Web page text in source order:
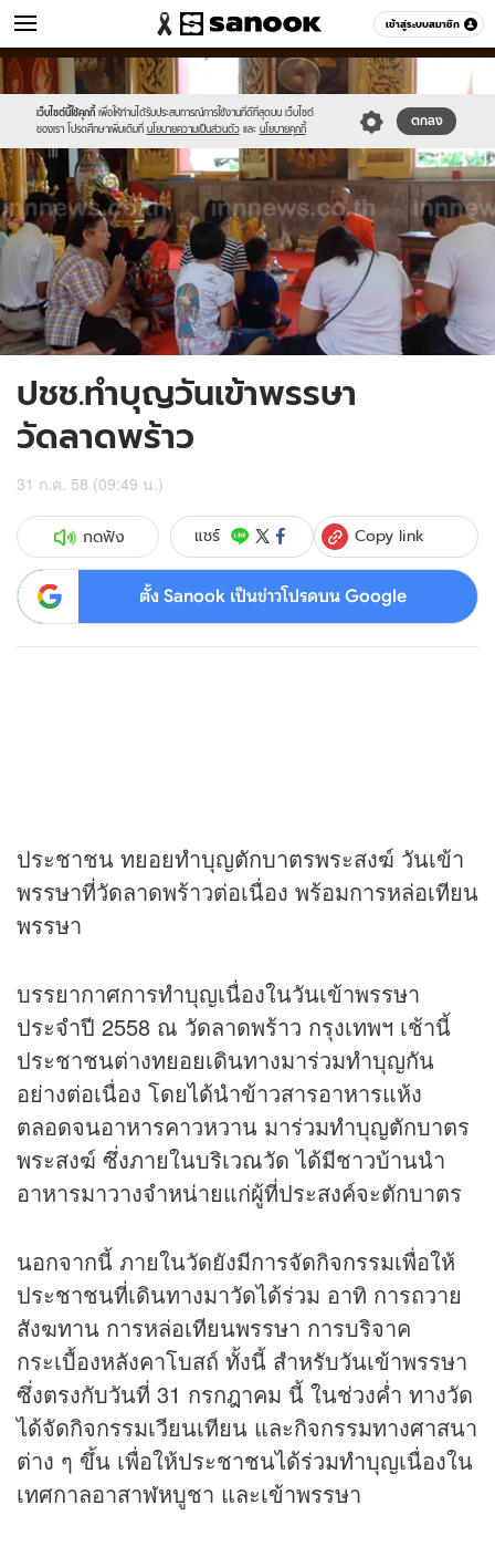
เข้าสู่ระบบสมาชิก
ข่าว หมวดอื่นๆ
เว็บไซต์นี้ใช้คุกกี้ เพื่อให้ท่านได้รับประสบการณ์การใช้งานที่ดีที่สุดบน เว็บไซต์
ของเรา โปรดศึกษาเพิ่มเติมที่ นโยบายความเป็นส่วนตัว และ นโยบายคุกกี้
ตกลง
Sanook
//s.isanook.com/sr/0/images/logo-
new-
sanook.png
600
60
//s.isanook.com/ns/0/ud/367/1839534/635775-
01.jpg
ปชช.ทำบุญวันเข้าพรรษา
วัดลาดพร้าว
31 ก.ค. 58 (09:49 น.)
กดฟัง แชร์ Copy link
ตั้ง Sanook เป็นข่าวโปรดบน Google
ประชาชน ทยอยทำบุญตักบาตรพระสงฆ์ วันเข้า
พรรษาที่วัดลาดพร้าวต่อเนื่อง พร้อมการหล่อเทียน
พรรษา
บรรยากาศการทำบุญเนื่องในวันเข้าพรรษา
ประจำปี 2558 ณ วัดลาดพร้าว กรุงเทพฯ เช้านี้
ประชาชนต่างทยอยเดินทางมาร่วมทำบุญกัน
อย่างต่อเนื่อง โดยได้นำข้าวสารอาหารแห้ง
ตลอดจนอาหารคาวหวาน มาร่วมทำบุญตักบาตร
พระสงฆ์ ซึ่งภายในบริเวณวัด ได้มีชาวบ้านนำ
อาหารมาวางจำหน่ายแก่ผู้ที่ประสงค์จะตักบาตร
นอกจากนี้ ภายในวัดยังมีการจัดกิจกรรมเพื่อให้
ประชาชนที่เดินทางมาวัดได้ร่วม อาทิ การถวาย
สังฆทาน การหล่อเทียนพรรษา การบริจาค
กระเบื้องหลังคาโบสถ์ ทั้งนี้ สำหรับวันเข้าพรรษา
ซึ่งตรงกับวันที่ 31 กรกฎาคม นี้ ในช่วงค่ำ ทางวัด
ได้จัดกิจกรรมเวียนเทียน และกิจกรรมทางศาสนา
ต่าง ๆ ขึ้น เพื่อให้ประชาชนได้ร่วมทำบุญเนื่องใน
เทศกาลอาสาฬหบูชา และเข้าพรรษา